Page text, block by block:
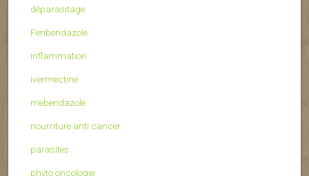
déparasitage
Fenbendazole
inflammation
ivermectine
mebendazole
nourriture anti cancer
parasites
phyto oncologie